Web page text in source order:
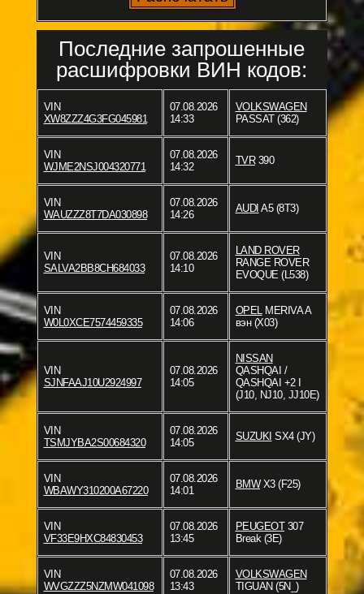
Последние запрошенные
расшифровки ВИН кодов:
VIN
XW8ZZZ4G3FG045981
07.08.2026
14:33
VOLKSWAGEN
PASSAT (362)
VIN
WJME2NSJ004320771
07.08.2026
14:32
TVR390
VIN
WAUZZZ8T7DA030898
07.08.2026
14:26
AUDI A5 (8T3)
VIN
SALVA2BB8CH684033
07.08.2026
14:10
LAND ROVER
RANGE ROVER
EVOQUE (L538)
VIN
W0L0XCE7574459335
07.08.2026
14:06
OPELMERIVA A
вэн (X03)
VIN
SJNFAAJ10U2924997
07.08.2026
14:05
NISSAN
QASHQAI /
QASHQAI +2 I
(J10, NJ10, JJ10E)
VIN
TSMJYBA2S00684320
07.08.2026
14:05
SUZUKI SX4 (JY)
VIN
WBAWY310200A67220
07.08.2026
14:01
BMWX3 (F25)
VIN
VF33E9HXC84830453
07.08.2026
13:45
PEUGEOT307
Break (3E)
VIN
WVGZZZ5NZMW041098
07.08.2026
13:43
VOLKSWAGEN
TIGUAN (5N_)